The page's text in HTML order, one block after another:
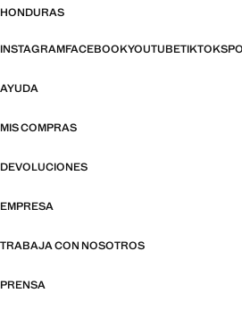
HONDURAS
INSTAGRAMFACEBOOKYOUTUBETIKTOK
AYUDA
MIS COMPRAS
DEVOLUCIONES
EMPRESA
TRABAJA CON NOSOTROS
PRENSA